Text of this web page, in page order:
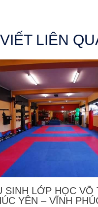
LIÊN
SINH LỚP HỌC VÕ
YÊN – VĨNH